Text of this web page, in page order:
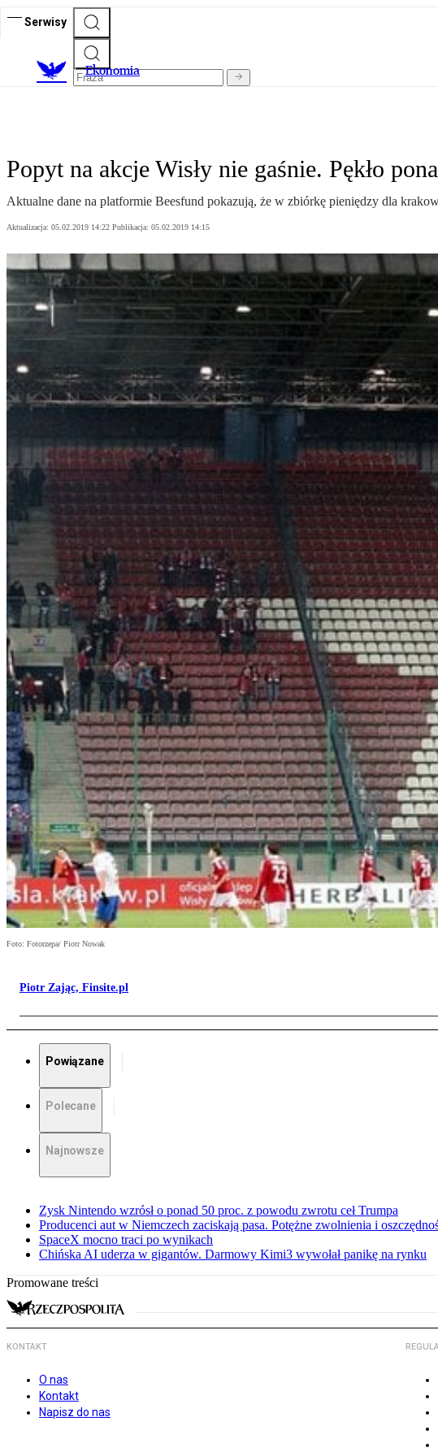
Serwisy
Ekonomia
Popyt na akcje Wisły nie gaśnie. Pękło
Aktualne dane na platformie Beesfund pokazują, że w zbiórkę pieniędzy dla
Aktualizacja: 05.02.2019 14:22 Publikacja: 05.02.2019 14:15
Foto: Fotorzepa/ Piotr Nowak
Piotr Zając, Finsite.pl
Powiązane
Polecane
Najnowsze
Zysk Nintendo wzrósł o ponad 50 proc. z powodu zwrotu ceł Trumpa
Producenci aut w Niemczech zaciskają pasa. Potężne zwolnienia i
SpaceX mocno traci po wynikach
Chińska AI uderza w gigantów. Darmowy Kimi3 wywołał panikę na rynku
Promowane treści
KONTAKT
O nas
Kontakt
Napisz do nas